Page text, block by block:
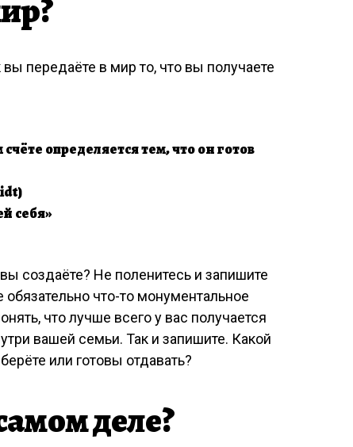
передаёте в мир то, что вы получаете
определяется тем, что он готов
себя»
создаёте? Не поленитесь и запишите
обязательно что-то монументальное
что лучше всего у вас получается
вашей семьи. Так и запишите. Какой
или готовы отдавать?
деле?